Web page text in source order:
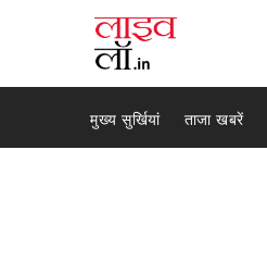
मुख्य सुर्खियां ताजा खबरें